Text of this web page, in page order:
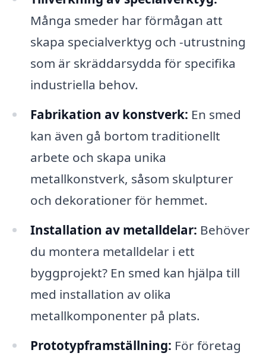
Många smeder har förmågan att
skapa specialverktyg och -utrustning
som är skräddarsydda för specifika
industriella behov.
Fabrikation av konstverk: En smed
kan även gå bortom traditionellt
arbete och skapa unika
metallkonstverk, såsom skulpturer
och dekorationer för hemmet.
Installation av metalldelar: Behöver
du montera metalldelar i ett
byggprojekt? En smed kan hjälpa till
med installation av olika
metallkomponenter på plats.
Prototypframställning: För företag